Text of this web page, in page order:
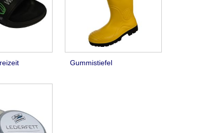
Gummistiefel